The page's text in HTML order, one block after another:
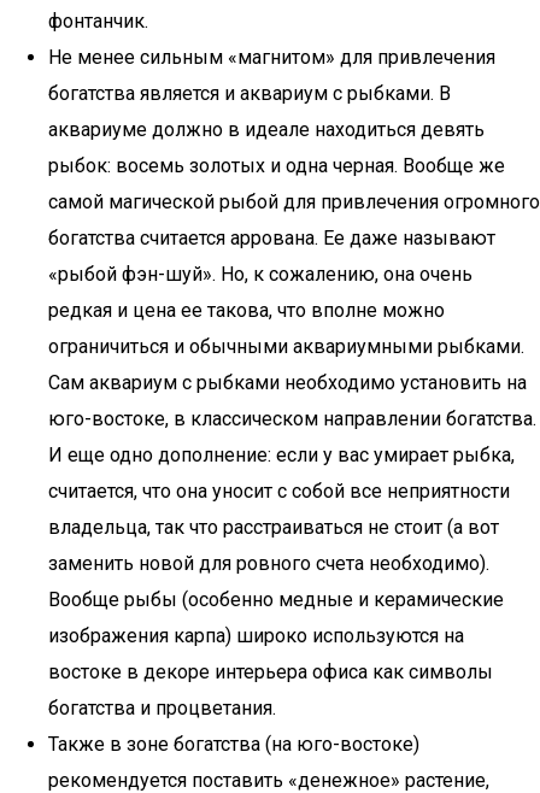
фонтанчик.
Не менее сильным «магнитом» для привлечения
богатства является и аквариум с рыбками. В
аквариуме должно в идеале находиться девять
рыбок: восемь золотых и одна черная. Вообще же
самой магической рыбой для привлечения огромного
богатства считается аррована. Ее даже называют
«рыбой фэн-шуй». Но, к сожалению, она очень
редкая и цена ее такова, что вполне можно
ограничиться и обычными аквариумными рыбками.
Сам аквариум с рыбками необходимо установить на
юго-востоке, в классическом направлении богатства.
И еще одно дополнение: если у вас умирает рыбка,
считается, что она уносит с собой все неприятности
владельца, так что расстраиваться не стоит (а вот
заменить новой для ровного счета необходимо).
Вообще рыбы (особенно медные и керамические
изображения карпа) широко используются на
востоке в декоре интерьера офиса как символы
богатства и процветания.
Также в зоне богатства (на юго-востоке)
рекомендуется поставить «денежное» растение,